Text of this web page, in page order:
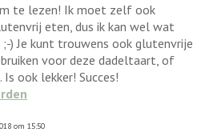
te lezen! Ik moet zelf ook
eten, dus ik kan wel wat
) Je kunt trouwens ook glutenvrije
voor deze dadeltaart, of
ook lekker! Succes!
om 15:50